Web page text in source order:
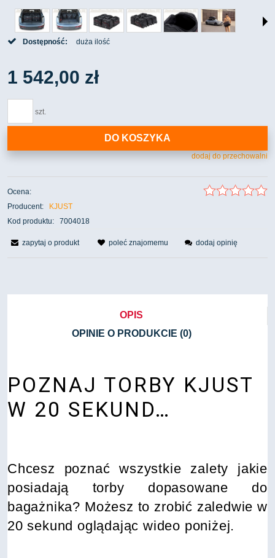
Dostępność: duża ilość
1 542,00 zł
szt.
DO KOSZYKA
dodaj do przechowalni
Ocena:
Producent:
KJUST
Kod produktu:
7004018
zapytaj o produkt poleć znajomemu dodaj opinię
OPIS
OPINIE O PRODUKCIE (0)
POZNAJ TORBY KJUST
W 20 SEKUND…
Chcesz poznać wszystkie zalety jakie
posiadają torby dopasowane do
bagażnika? Możesz to zrobić zaledwie w
20 sekund oglądając wideo poniżej.